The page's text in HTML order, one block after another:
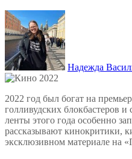
Надежда
2022 год был богат на
голливудских блокбастеров
ленты этого года особенно
рассказывают кинокритики,
эксклюзивном материале на